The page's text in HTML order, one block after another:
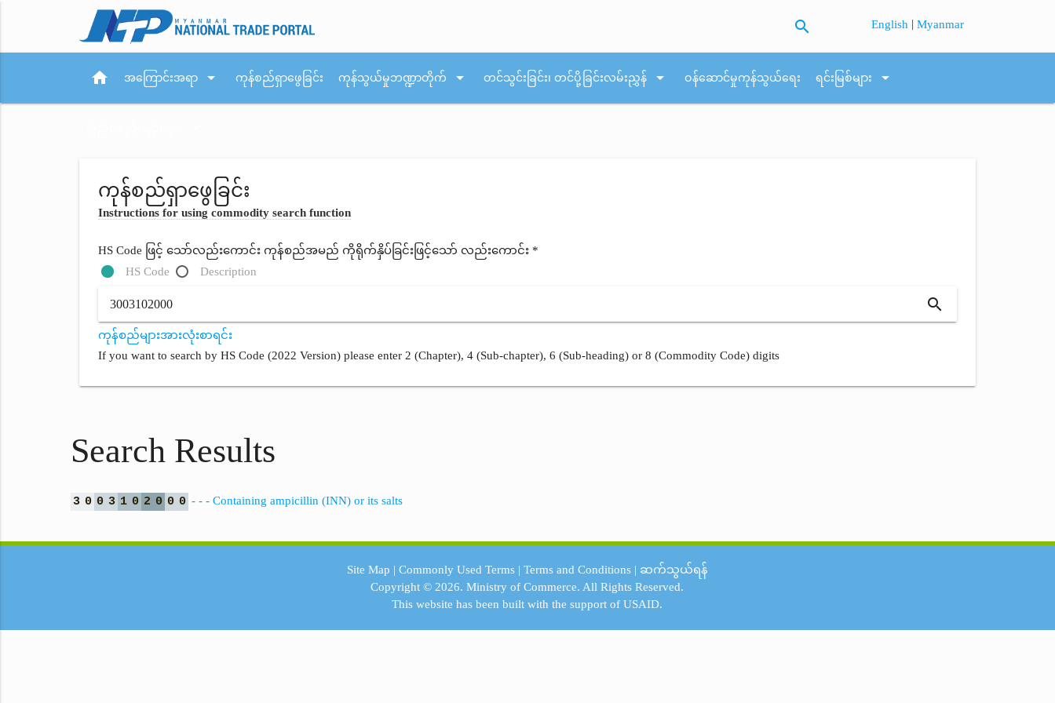
search English |Myanmar
home အကြောင်းအရာ arrow_drop_down ကုန်စည်ရှာဖွေခြင်း ကုန်သွယ်မှုဘဏ္ဍာတိုက် arrow_drop_down တင်သွင်းခြင်း၊ တင်ပို့ခြင်းလမ်းညွှန် arrow_drop_down ဝန်ဆောင်မှုကုန်သွယ်ရေး ရင်းမြစ်များ arrow_drop_down
ကုန်စည်ရှာဖွေခြင်း
Instructions for using commodity search function
HS Code ဖြင့် သော်လည်းကောင်း ကုန်စည်အမည် ကိုရိုက်နှိပ်ခြင်းဖြင့်သော် လည်းကောင်း *
HS Code
Description
search
ကုန်စည်များအားလုံးစာရင်း
If you want to search by HS Code (2022 Version) please enter 2 (Chapter), 4 (Sub-chapter), 6 (Sub-heading) or 8 (Commodity Code) digits
Search Results
3 0 0 3 1 0 2 0 0 0 - - - Containing ampicillin (INN) or its salts
Site Map | Commonly Used Terms| Terms and Conditions| ဆက်သွယ်ရန်
Copyright © 2026.Ministry of Commerce. All Rights Reserved.
This website has been built with the support ofUSAID.